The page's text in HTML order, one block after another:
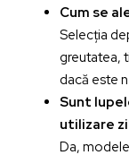
Cum se
Selecția
greutatea,
dacă este
Sunt
utilizare
Da,